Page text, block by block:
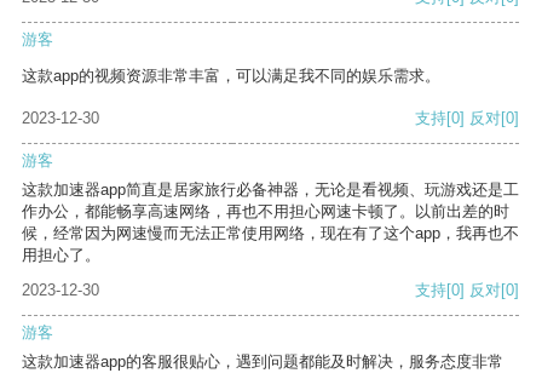
游客
这款app的视频资源非常丰富，可以满足我不同的娱乐需求。
2023-12-30 支持[0] 反对[0]
游客
这款加速器app简直是居家旅行必备神器，无论是看视频、玩游戏还是工
作办公，都能畅享高速网络，再也不用担心网速卡顿了。以前出差的时
候，经常因为网速慢而无法正常使用网络，现在有了这个app，我再也不
用担心了。
2023-12-30
支持[0] 反对[0]
游客
这款加速器app的客服很贴心，遇到问题都能及时解决，服务态度非常